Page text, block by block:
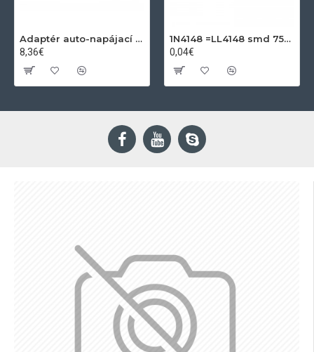
Adaptér auto-napájací 1xkon./3x zdierka- 12/24V, USB 1000mA
8,36€
1N4148 =LL4148 smd 75V,0.15A SOD80C
0,04€